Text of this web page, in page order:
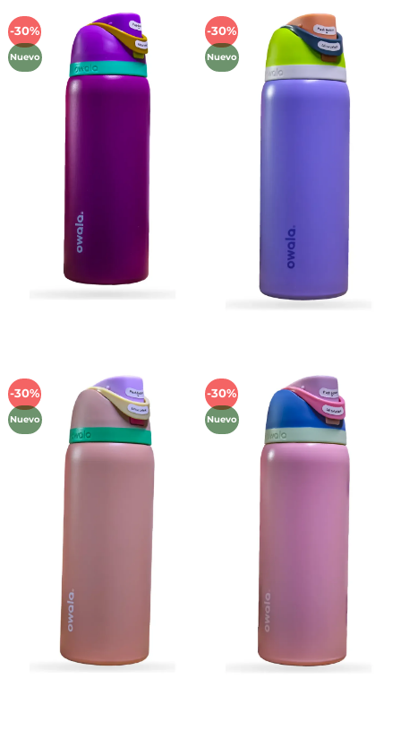
-30%
Nuevo
Añadir
lista de
deseos
-30%
Nuevo
Añadir
lista de
deseos
-30%
Nuevo
Añadir
lista de
deseos
-30%
Nuevo
Añadir
lista de
deseos